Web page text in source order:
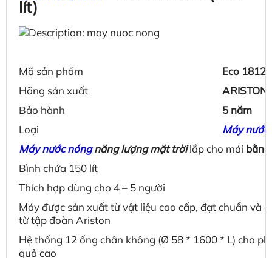
lít)
Mã sản phẩm
Eco 1812
Hãng sản xuất
ARISTON
Bảo hành
5 năm
Loại
Máy
Máy nước nóngnăng lượng mặt trờilắp cho mái
Bình chứa 150 lít
Thích hợp dùng cho 4 – 5 người
Máy được sản xuất từ vật liệu cao cấp, đạt chuẩn và
từ tập đoàn Ariston
Hệ thống 12 ống chân không (Ø 58 * 1600 * L) cho
quả cao